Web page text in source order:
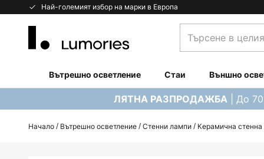
Най-големият избор на марки в Европа
Прескачане
магазин...
Вътрешно осветление Стаи Външно
ЛЯТНА РАЗПРОДАЖБА | До
Начало Вътрешно осветление Стенни лампи Керамична